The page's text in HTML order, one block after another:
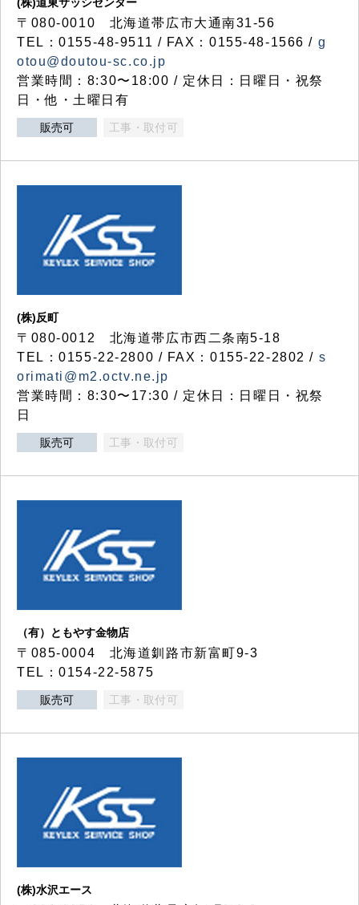
〒080-0010 北海道帯広市大通南31-56
TEL：0155-48-9511 / FAX：0155-48-1566 / g
otou@doutou-sc.co.jp
営業時間：8:30〜18:00 / 定休日：日曜日・祝祭
日・他・土曜日有
販売可 工事・取付可
(株)反町
〒080-0012 北海道帯広市西二条南5-18
TEL：0155-22-2800 / FAX：0155-22-2802 / s
orimati@m2.octv.ne.jp
営業時間：8:30〜17:30 / 定休日：日曜日・祝祭
日
販売可 工事・取付可
（有）ともやす金物店
〒085-0004 北海道釧路市新富町9-3
TEL：0154-22-5875
販売可 工事・取付可
(株)水沢エース